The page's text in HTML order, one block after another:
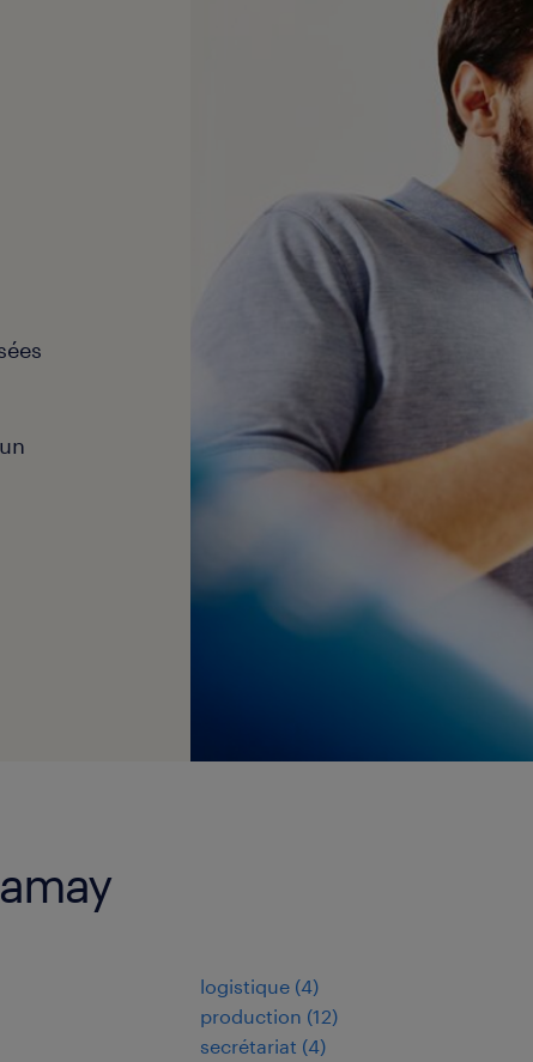
logistique (4)
production (12)
secrétariat (4)